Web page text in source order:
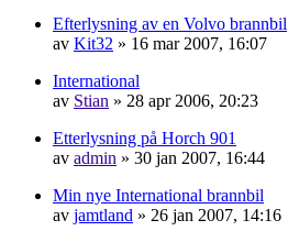
Efterlysning av en Volvo brannbil
av Kit32 » 16 mar 2007, 16:07
International
av Stian » 28 apr 2006, 20:23
Etterlysning på Horch 901
av admin » 30 jan 2007, 16:44
Min nye International brannbil
av jamtland » 26 jan 2007, 14:16